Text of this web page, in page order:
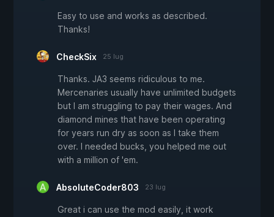
Easy to use and works as described.
Thanks!
CheckSix 25 lug
Thanks. JA3 seems ridiculous to me.
Mercenaries usually have unlimited budgets
but I am struggling to pay their wages. And
diamond mines that have been operating
for years run dry as soon as I take them
over. I needed bucks, you helped me out
with a million of 'em.
AbsoluteCoder803 23 lug
Great i can use the mod easily, it work